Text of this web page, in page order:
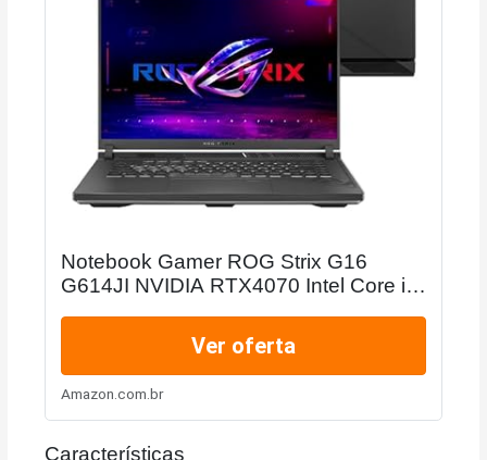
Notebook Gamer ROG Strix G16
G614JI NVIDIA RTX4070 Intel Core i9
Windows 11 Tela 16" 240Hz FHD Gray
Ver oferta
Amazon.com.br
Características